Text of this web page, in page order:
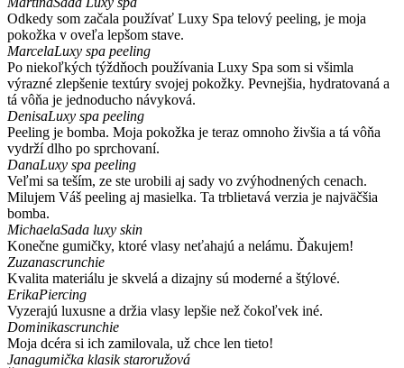
Odkedy som začala používať Luxy Spa telový peeling, je moja
pokožka v oveľa lepšom stave.
MarcelaLuxy spa peeling
Po niekoľkých týždňoch používania Luxy Spa som si všimla
výrazné zlepšenie textúry svojej pokožky. Pevnejšia, hydratovaná a
tá vôňa je jednoducho návyková.
DenisaLuxy spa peeling
Peeling je bomba. Moja pokožka je teraz omnoho živšia a tá vôňa
vydrží dlho po sprchovaní.
DanaLuxy spa peeling
Veľmi sa teším, ze ste urobili aj sady vo zvýhodnených cenach.
Milujem Váš peeling aj masielka. Ta trblietavá verzia je najväčšia
bomba.
MichaelaSada luxy skin
Konečne gumičky, ktoré vlasy neťahajú a nelámu. Ďakujem!
Zuzanascrunchie
Kvalita materiálu je skvelá a dizajny sú moderné a štýlové.
ErikaPiercing
Vyzerajú luxusne a držia vlasy lepšie než čokoľvek iné.
Dominikascrunchie
Moja dcéra si ich zamilovala, už chce len tieto!
Janagumička klasik staroružová